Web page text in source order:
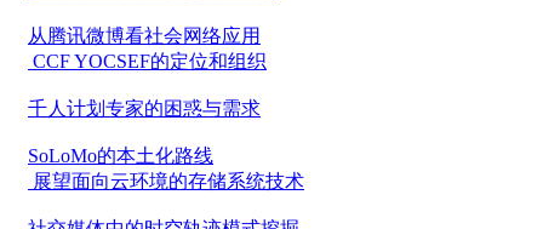
从腾讯微博看社会网络应用
CCF YOCSEF的定位和组织
千人计划专家的困惑与需求
SoLoMo的本土化路线
展望面向云环境的存储系统技术